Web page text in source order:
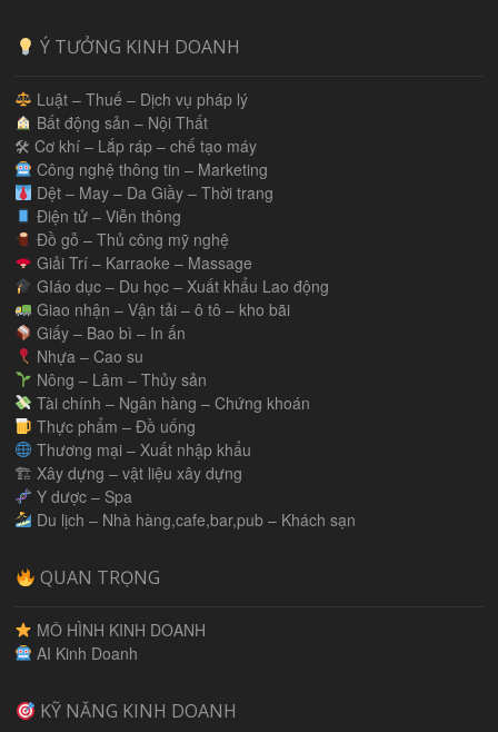
Ý TƯỞNG KINH DOANH
Luật – Thuế – Dịch vụ pháp lý
Bất động sản – Nội Thất
🛠 Cơ khí – Lắp ráp – chế tạo máy
Công nghệ thông tin – Marketing
Dệt – May – Da Giầy – Thời trang
Điện tử – Viễn thông
Đồ gỗ – Thủ công mỹ nghệ
Giải Trí – Karraoke – Massage
GIáo dục – Du học – Xuất khẩu Lao động
Giao nhận – Vận tải – ô tô – kho bãi
Giấy – Bao bì – In ấn
Nhựa – Cao su
Nông – Lâm – Thủy sản
Tài chính – Ngân hàng – Chứng khoán
Thực phẩm – Đồ uống
Thương mại – Xuất nhập khẩu
🏗 Xây dựng – vật liệu xây dựng
Y dược – Spa
Du lịch – Nhà hàng,cafe,bar,pub – Khách sạn
QUAN TRỌNG
MÔ HÌNH KINH DOANH
AI Kinh Doanh
KỸ NĂNG KINH DOANH